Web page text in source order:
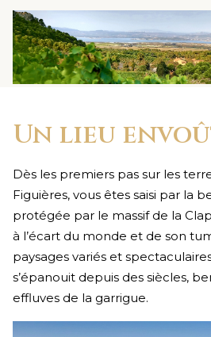
Un lieu
Dès les premiers pas sur les
Figuières, vous êtes saisi par la
protégée par le massif de la
à l’écart du monde et de son
paysages variés et
s’épanouit depuis des siècles,
effluves de la garrigue.